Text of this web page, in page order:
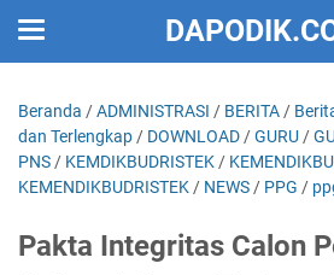
Beranda /ADMINISTRASI / BERITA /
dan Terlengkap / DOWNLOAD /GURU /
PNS / KEMDIKBUDRISTEK /
KEMENDIKBUDRISTEK / NEWS / PPG /
Pakta Integritas Calon